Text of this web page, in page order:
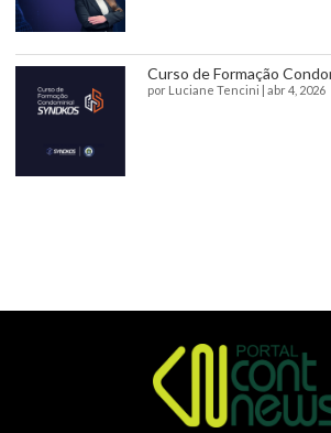
Curso de Formação
por Luciane Tencini abr 4, 2026